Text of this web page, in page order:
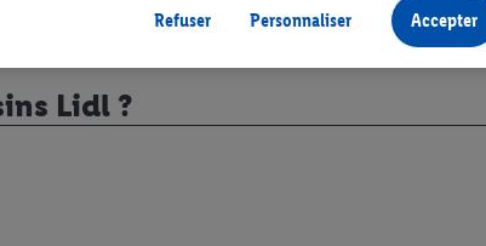
Lidl ?
produit dans un panier d’un webshop mais sans procéder à
apppareils et plusieurs services de Lidl si plusieurs terminaux ou
utilisant votre adresse e-mail hachée et, le cas échéant, d’autres
individuelles et trouver de plus amples informations sur le
Refuser Personnaliser Accepter